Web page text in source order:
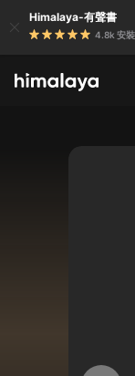
Himalaya-有聲書
4.8k 安裝